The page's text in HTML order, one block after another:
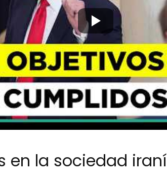
en la sociedad iraní